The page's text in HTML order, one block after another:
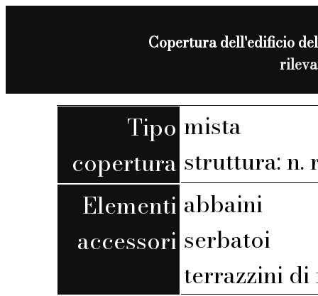
Copertura dell'edificio
Tipo
copertura
mista
struttura: n.
Elementi
accessori
abbaini
serbatoi
terrazzini